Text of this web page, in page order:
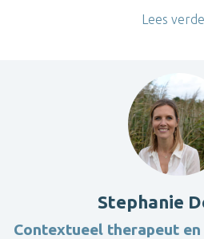
Lees
Stephanie
Contextueel therapeut